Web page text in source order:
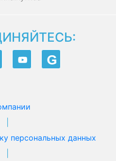
персональных данных